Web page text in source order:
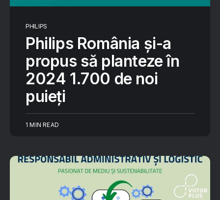
PHILIPS
Philips România și-a
propus să planteze în
2024 1.700 de noi
puieți
1 MIN READ